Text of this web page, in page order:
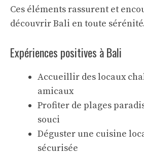
Ces éléments rassurent et
découvrir Bali en toute
Expériences positives à Bali
Accueillir des locaux
amicaux
Profiter de plages
souci
Déguster une cuisine
sécurisée